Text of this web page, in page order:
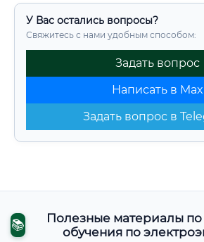
У Вас остались вопросы?
Свяжитесь с нами удобным способом:
Задать вопрос
Написать в Max
Задать вопрос в
📚
Полезные материалы
обучения по